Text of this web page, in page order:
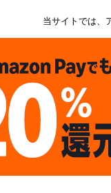
当サイトでは、